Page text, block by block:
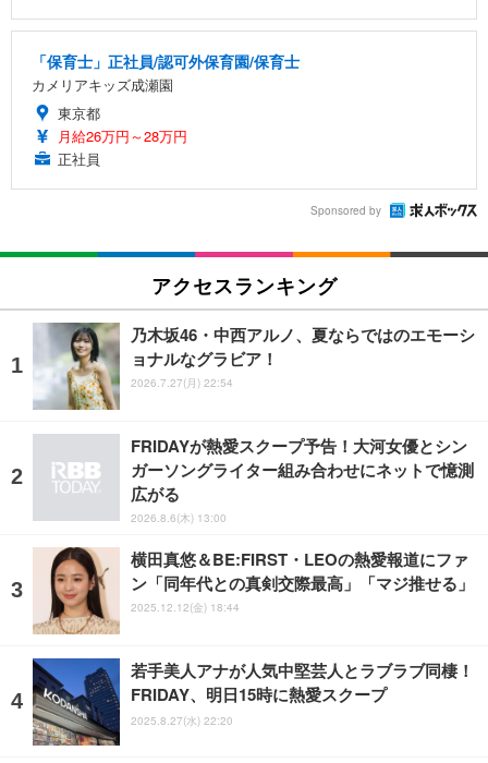
「保育士」正社員/認可外保育園/保育士
カメリアキッズ成瀬園
東京都
月給26万円～28万円
正社員
Sponsored by
アクセスランキング
乃木坂46・中西アルノ、夏ならではのエモーシ
ョナルなグラビア！
2026.7.27(月) 22:54
FRIDAYが熱愛スクープ予告！大河女優とシン
ガーソングライター組み合わせにネットで憶測
広がる
2026.8.6(木) 13:00
横田真悠＆BE:FIRST・LEOの熱愛報道にファ
ン「同年代との真剣交際最高」「マジ推せる」
2025.12.12(金) 18:44
若手美人アナが人気中堅芸人とラブラブ同棲！
FRIDAY、明日15時に熱愛スクープ
2025.8.27(水) 22:20